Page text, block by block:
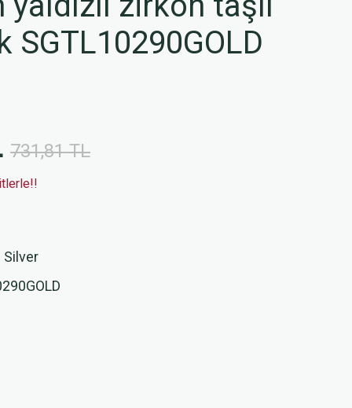
SGTL10290GOLD
731,81 TL
Silver